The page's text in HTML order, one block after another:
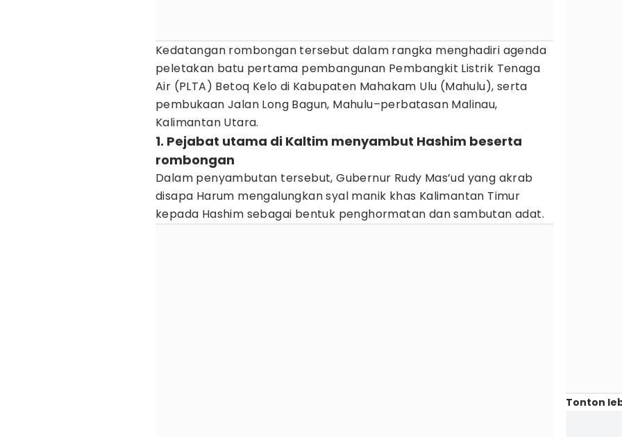
Kedatangan rombongan tersebut dalam rangka menghadiri agenda
peletakan batu pertama pembangunan Pembangkit Listrik Tenaga
Air (PLTA) Betoq Kelo di Kabupaten Mahakam Ulu (Mahulu), serta
pembukaan Jalan Long Bagun, Mahulu–perbatasan Malinau,
Kalimantan Utara.
1. Pejabat utama di Kaltim menyambut Hashim beserta
rombongan
Dalam penyambutan tersebut, Gubernur Rudy Mas’ud yang akrab
disapa Harum mengalungkan syal manik khas Kalimantan Timur
kepada Hashim sebagai bentuk penghormatan dan sambutan adat.
Tonton